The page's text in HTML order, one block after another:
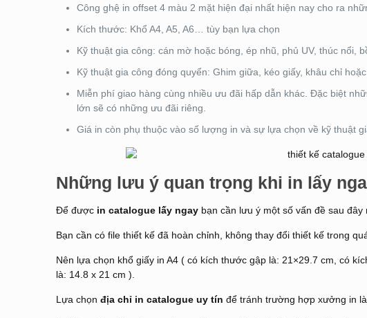
Công ghệ in offset 4 màu 2 mặt hiện đại nhất hiện nay cho ra
Kích thước: Khổ A4, A5, A6… tùy bạn lựa chọn
Kỹ thuật gia công: cán mờ hoặc bóng, ép nhũ, phủ UV, thúc nổi,
Kỹ thuật gia công đóng quyển: Ghim giữa, kéo giấy, khâu chỉ
Miễn phí giao hàng cùng nhiều ưu đãi hấp dẫn khác. Đặc biệt
lớn sẽ có những ưu đãi riêng.
Giá in còn phụ thuộc vào số lượng in và sự lựa chọn về kỹ thuật
Những lưu ý quan trọng khi in lấy
Để được in catalogue lấy ngaybạn cần lưu ý một số vấn đề sau đây
Bạn cần có file thiết kế đã hoàn chỉnh, không thay đổi thiết kế trong
Nên lựa chọn khổ giấy in A4 ( có kích thước gập là: 21×29.7 cm, có
là: 14.8 x 21 cm ).
Lựa chọn địa chỉ in catalogue uy tín để tránh trường hợp xưởng in